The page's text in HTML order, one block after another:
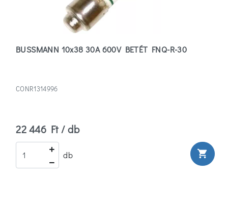
BUSSMANN 10x38 30A 600V BETÉT FNQ-R-30
CONR1314996
22 446 Ft / db
db shopping_cart